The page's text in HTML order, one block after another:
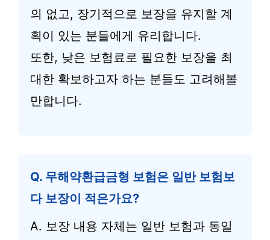
의 없고, 장기적으로 보장을 유지할 계
획이 있는 분들에게 유리합니다.
또한, 낮은 보험료로 필요한 보장을 최
대한 확보하고자 하는 분들도 고려해볼
만합니다.
Q. 무해약환급금형 보험은 일반 보험보
다 보장이 적은가요?
A. 보장 내용 자체는 일반 보험과 동일